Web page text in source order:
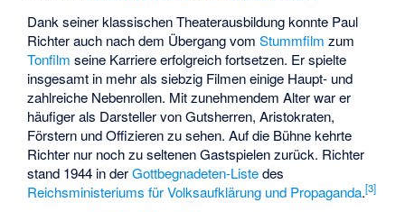
Dank seiner klassischen Theaterausbildung konnte Paul
Richter auch nach dem Übergang vomStummfilm zum
Tonfilm seine Karriere erfolgreich fortsetzen. Er spielte
insgesamt in mehr als siebzig Filmen einige Haupt- und
zahlreiche Nebenrollen. Mit zunehmendem Alter war er
häufiger als Darsteller von Gutsherren, Aristokraten,
Förstern und Offizieren zu sehen. Auf die Bühne kehrte
Richter nur noch zu seltenen Gastspielen zurück. Richter
stand 1944 in derGottbegnadeten-Listedes
Reichsministeriums für Volksaufklärung und Propaganda.[3]